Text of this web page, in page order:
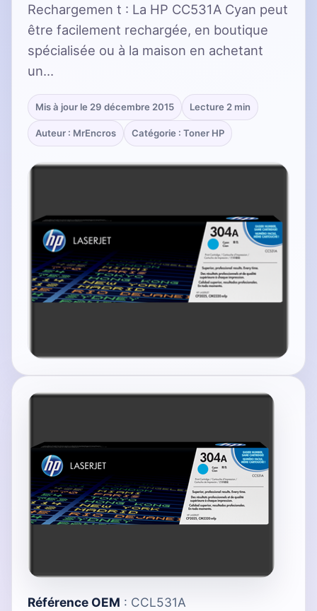
Rechargemen t : La HP CC531A Cyan peut
être facilement rechargée, en boutique
spécialisée ou à la maison en achetant
un…
Mis à jour le 29 décembre 2015 Lecture 2 min
Auteur : MrEncros Catégorie : Toner HP
Référence OEM : CCL531A